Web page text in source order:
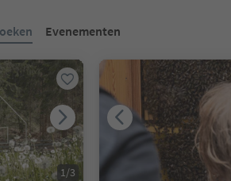
Evenementen
1 /3